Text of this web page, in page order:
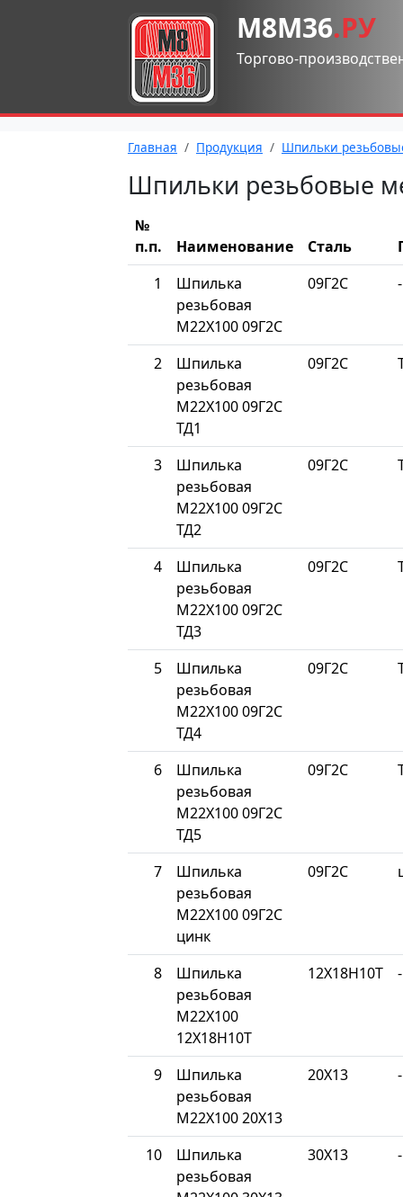
М8М36.РУ
Торгово-
Главная Продукция Шпильки
Шпильки резьбовые
№
п.п.
Наименование Сталь
1
Шпилька
резьбовая
М22Х100 09Г2С
09Г2С -
2
Шпилька
резьбовая
М22Х100 09Г2С
ТД1
09Г2С
3
Шпилька
резьбовая
М22Х100 09Г2С
ТД2
09Г2С
4
Шпилька
резьбовая
М22Х100 09Г2С
ТД3
09Г2С
5
Шпилька
резьбовая
М22Х100 09Г2С
ТД4
09Г2С
6
Шпилька
резьбовая
М22Х100 09Г2С
ТД5
09Г2С
7
Шпилька
резьбовая
М22Х100 09Г2С
цинк
09Г2С
8
Шпилька
резьбовая
М22Х100
12Х18Н10Т
12Х18Н10Т -
9
Шпилька
резьбовая
М22Х100 20Х13
20Х13 -
10
Шпилька
резьбовая
30Х13 -